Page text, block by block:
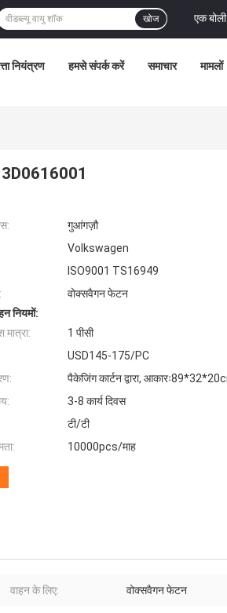
एक
खोज
नियंत्रण हमसे संपर्क करें समाचार मामलों
3D0616001
गुआंगज़ौ
Volkswagen
ISO9001 TS16949
वोक्सवैगन फेटन
नियमों:
1 पीसी
USD145-175/PC
पैकेजिंग कार्टन द्वारा,
3-8 कार्य दिवस
टी/टी
10000pcs/माह
वाहन के लिए: वोक्सवैगन फेटन